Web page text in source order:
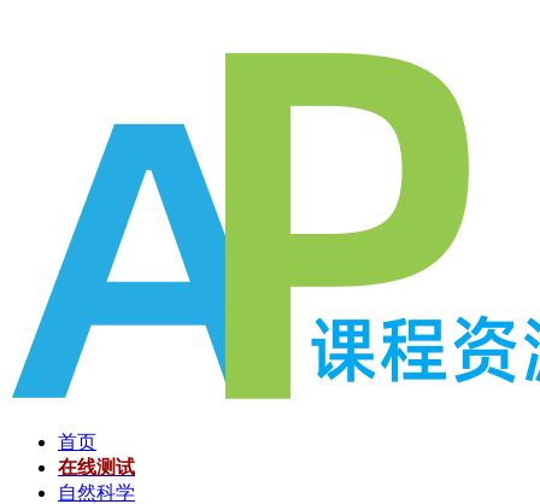
首页
在线测试
自然科学